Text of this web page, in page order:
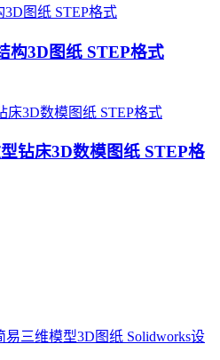
构3D图纸 STEP格式
钻床3D数模图纸 STEP格